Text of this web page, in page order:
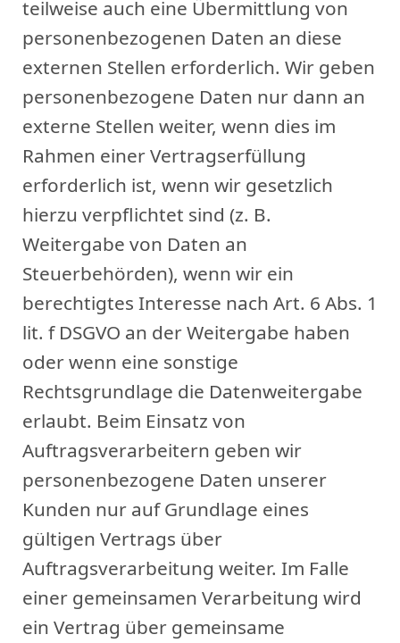
teilweise auch eine Übermittlung von
personenbezogenen Daten an diese
externen Stellen erforderlich. Wir geben
personenbezogene Daten nur dann an
externe Stellen weiter, wenn dies im
Rahmen einer Vertragserfüllung
erforderlich ist, wenn wir gesetzlich
hierzu verpflichtet sind (z. B.
Weitergabe von Daten an
Steuerbehörden), wenn wir ein
berechtigtes Interesse nach Art. 6 Abs. 1
lit. f DSGVO an der Weitergabe haben
oder wenn eine sonstige
Rechtsgrundlage die Datenweitergabe
erlaubt. Beim Einsatz von
Auftragsverarbeitern geben wir
personenbezogene Daten unserer
Kunden nur auf Grundlage eines
gültigen Vertrags über
Auftragsverarbeitung weiter. Im Falle
einer gemeinsamen Verarbeitung wird
ein Vertrag über gemeinsame